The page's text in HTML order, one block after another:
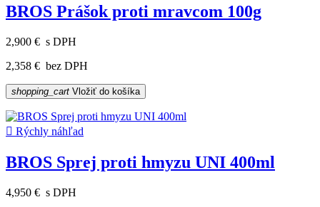
BROS Prášok proti mravcom 100g
2,900 € s DPH
2,358 € bez DPH
shopping_cart Vložiť do košíka
 Rýchly náhľad
BROS Sprej proti hmyzu UNI 400ml
4,950 € s DPH